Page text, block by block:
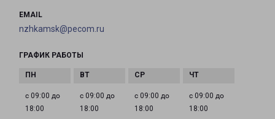
EMAIL
nzhkamsk@pecom.ru
ГРАФИК РАБОТЫ
с 09:00 до
18:00
с 09:00 до
18:00
с 09:00 до
18:00
с 09:00 до
18:00